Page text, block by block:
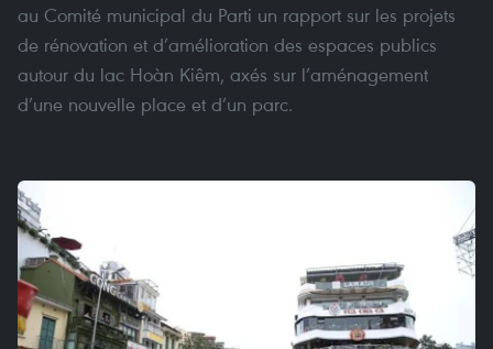
au Comité municipal du Parti un rapport sur les projets
de rénovation et d’amélioration des espaces publics
autour du lac Hoàn Kiêm, axés sur l’aménagement
d’une nouvelle place et d’un parc.